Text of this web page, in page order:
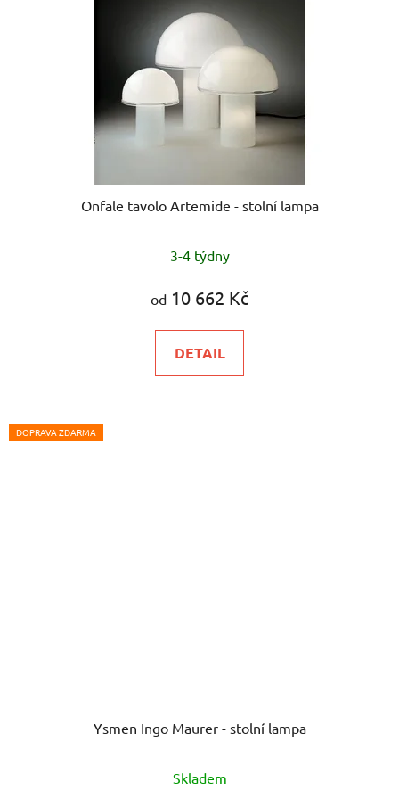
Onfale tavolo Artemide - stolní lampa
3-4 týdny
od 10 662 Kč
DETAIL
DOPRAVA ZDARMA
Ysmen Ingo Maurer - stolní lampa
hodnocení
Skladem